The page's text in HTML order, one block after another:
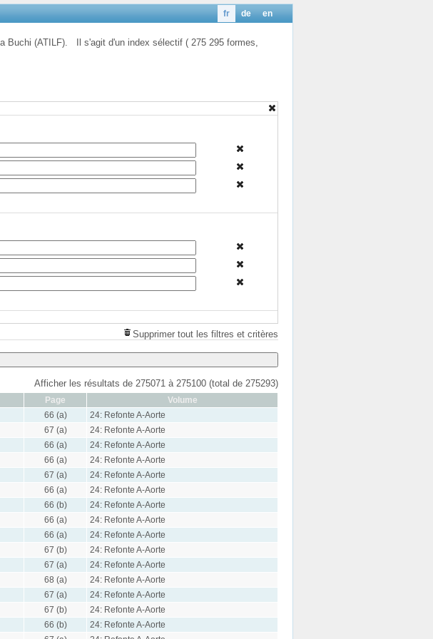
en
de
fr
Buchi (ATILF). Il s'agit d'un index sélectif ( 275 295 formes,
Supprimer tout les filtres et critères
Afficher les résultats de 275071 à 275100 (total de 275293)
Page
Volume
66 (a)
24: Refonte A-Aorte
67 (a)
24: Refonte A-Aorte
66 (a)
24: Refonte A-Aorte
66 (a)
24: Refonte A-Aorte
67 (a)
24: Refonte A-Aorte
66 (a)
24: Refonte A-Aorte
66 (b)
24: Refonte A-Aorte
66 (a)
24: Refonte A-Aorte
66 (a)
24: Refonte A-Aorte
67 (b)
24: Refonte A-Aorte
67 (a)
24: Refonte A-Aorte
68 (a)
24: Refonte A-Aorte
67 (a)
24: Refonte A-Aorte
67 (b)
24: Refonte A-Aorte
66 (b)
24: Refonte A-Aorte